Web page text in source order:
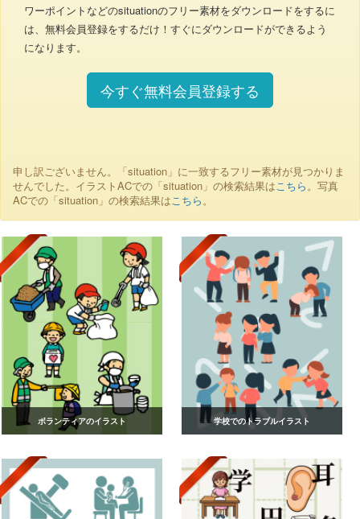
ワーポイントなどのsituationのフリー素材をダウンロードをするに
は、無料会員登録をするだけ！すぐにダウンロードができるよう
になります。
今すぐ無料会員登録する
申し訳ございません。「situation」に一致するフリー素材が見つかりま
せんでした。イラストACでの「situation」の検索結果はこちら。写真
ACでの「situation」の検索結果はこちら。
ボランティアのイラスト 学校でのトラブルイラスト